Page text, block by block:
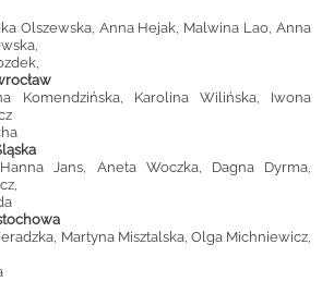
Olszewska, Anna Hejak, Malwina Lao, Anna
Komendzińska, Karolina Wilińska, Iwona
Jans, Aneta Woczka, Dagna Dyrma,
Martyna Misztalska, Olga Michniewicz,